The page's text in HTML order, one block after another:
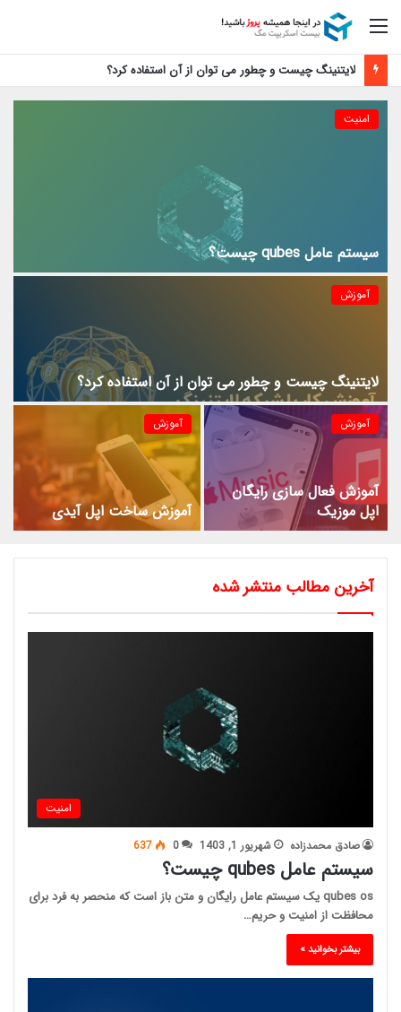
منو
لایتنینگ چیست و چطور می توان از آن استفاده کرد؟
امنیت
سیستم عامل qubes چیست؟
آموزش
لایتنینگ چیست و چطور می توان از آن استفاده کرد؟
آموزش
آموزش فعال سازی رایگان
اپل موزیک
آموزش
آموزش ساخت اپل آیدی
آخرین مطالب منتشر شده
امنیت
صادق محمدزاده شهریور 1, 1403 0
637
سیستم عامل qubes چیست؟
qubes os یک سیستم عامل رایگان و متن باز است که منحصر به فرد برای
محافظت از امنیت و حریم…
بیشتر بخوانید »